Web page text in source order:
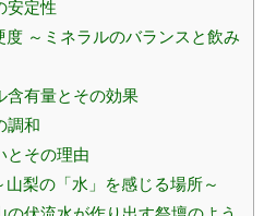
安定性
～ミネラルのバランスと飲み
含有量とその効果
調和
とその理由
梨の「水」を感じる場所～